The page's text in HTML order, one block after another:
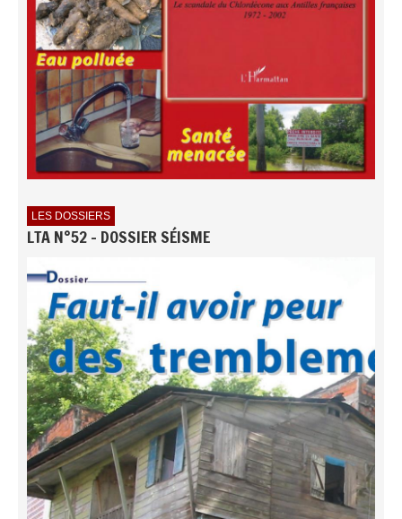
LES DOSSIERS
LTA N°52 - DOSSIER SÉISME